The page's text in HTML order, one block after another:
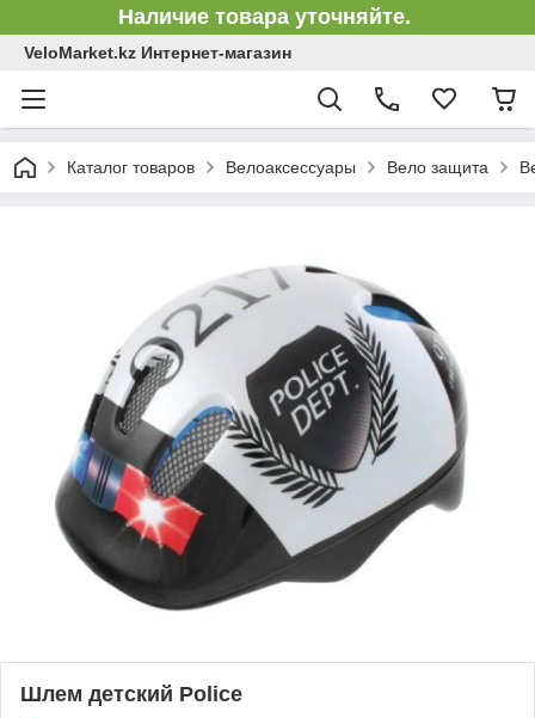
Наличие товара уточняйте.
VeloMarket.kz Интернет-магазин
Каталог товаров Велоаксессуары Вело защита
Шлем детский Police